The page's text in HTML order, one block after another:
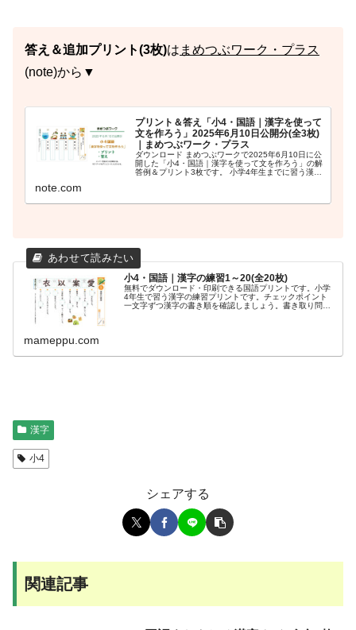
答え＆追加プリント(3枚)は まめつぶワーク・プラス
(note)から▼
プリント＆答え「小4・国語｜漢字を使って
文を作ろう」2025年6月10日公開分(全3枚)
｜まめつぶワーク・プラス
ダウンロード まめつぶワークで2025年6月10日に公
開した「小4・国語｜漢字を使って文を作ろう」の解
答例＆プリント3枚です。 小学4年生までに習う漢字
note.com
小4・国語｜漢字の練習1～20(全20枚)
無料でダウンロード・印刷できる国語プリントです。小学
4年生で習う漢字の練習プリントです。チェックポイント
一文字ずつ漢字の書き順を確認しましょう。書き取り問題
mameppu.com
漢字
小4
シェアする
関連記事